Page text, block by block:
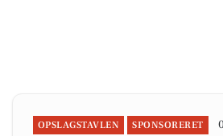
OPSLAGSTAVLEN SPONSORERET